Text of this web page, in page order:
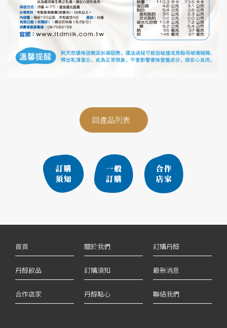
回產品列表
首頁 關於我們 訂購丹醇
丹醇飲品 訂購須知 最新消息
合作店家 丹醇點心 聯絡我們